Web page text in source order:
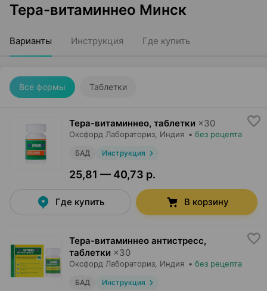
Тера-витаминнео Минск
Варианты Инструкция Где купить
Все формы Таблетки
Тера-витаминнео, таблетки ×30
Оксфорд Лабораториз , Индия • без рецепта
БАД Инструкция
25,81 — 40,73 р.
Где купить В корзину
Тера-витаминнео антистресс,
таблетки ×30
Оксфорд Лабораториз , Индия • без рецепта
БАД Инструкция